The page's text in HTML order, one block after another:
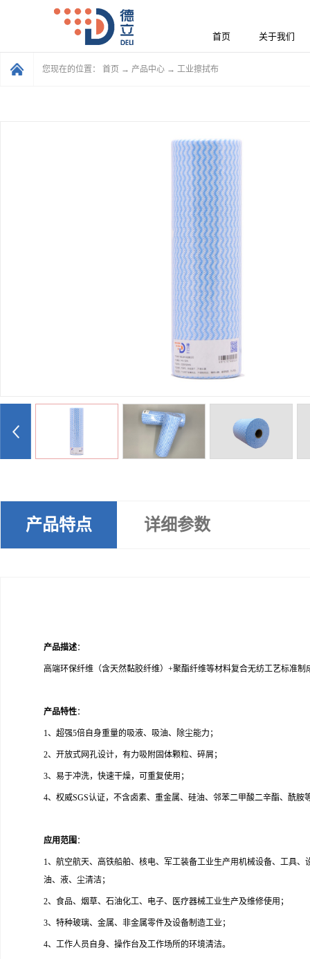
首页 关于我们
您现在的位置： 首页 → 产品中心 → 工业擦拭布
产品特点 详细参数
产品描述：
高端环保纤维（含天然黏胶纤维）+聚酯纤维等材料复合无纺工艺标准制
产品特性：
1、超强5倍自身重量的吸液、吸油、除尘能力；
2、开放式网孔设计，有力吸附固体颗粒、碎屑；
3、易于冲洗，快速干燥，可重复使用；
4、权威SGS认证，不含卤素、重金属、硅油、邻苯二甲酸二辛酯、酰胺
应用范围 ：
1、航空航天、高铁船舶、核电、军工装备工业生产用机械设备、工具
油、液、尘清洁；
2、食品、烟草、石油化工、电子、医疗器械工业生产及维修使用；
3、特种玻璃、金属、非金属零件及设备制造工业；
4、工作人员自身、操作台及工作场所的环境清洁。